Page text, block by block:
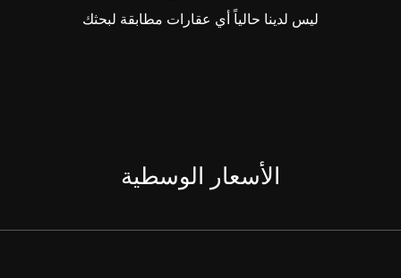
ليس لدينا حالياً أي عقارات مطابقة لبحثك
الأسعار الوسطية